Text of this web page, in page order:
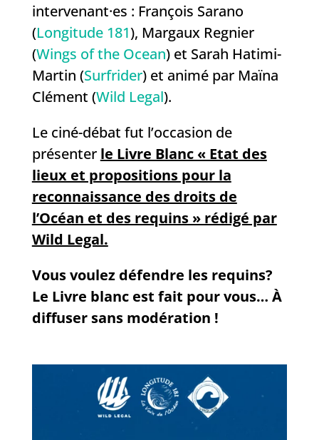
intervenant·es : François Sarano
(Longitude 181), Margaux Regnier
(Wings of the Ocean) et Sarah Hatimi-
Martin (Surfrider) et animé par Maïna
Clément (Wild Legal).
Le ciné-débat fut l’occasion de
présenter le Livre Blanc « Etat des
lieux et propositions pour la
reconnaissance des droits de
l’Océan et des requins » rédigé par
Wild Legal.
Vous voulez défendre les requins?
Le Livre blanc est fait pour vous… À
diffuser sans modération !